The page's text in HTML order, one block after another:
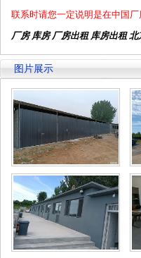
联系时请您一定说明是在中国
厂房 库房 厂房出租 库房出租 北
图片展示